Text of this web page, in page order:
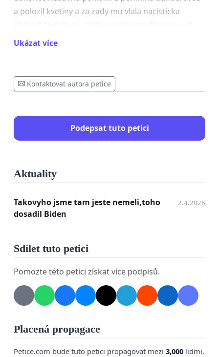
a polozil kvetiny a za zady mu vlala nacisticka
dekretu a jezdi za Poseltem neni treba psat ,
dela proto ze ma IQ 107!
Ukázat více
Kontaktovat autora petice
Podepsat tuto petici
Aktuality
Takovyho jsme tam jeste nemeli,toho
dosadil Biden
2.4.2026
Sdílet tuto petici
Pomozte této petici získat více podpisů.
Placená propagace
Petice.com bude tuto petici propagovat mezi 3,000 lidmi.